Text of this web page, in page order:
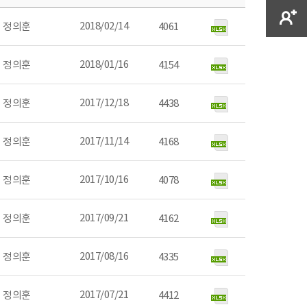
정의훈 2018/02/14 4061
정의훈 2018/01/16 4154
정의훈 2017/12/18 4438
정의훈 2017/11/14 4168
정의훈 2017/10/16 4078
정의훈 2017/09/21 4162
정의훈 2017/08/16 4335
정의훈 2017/07/21 4412